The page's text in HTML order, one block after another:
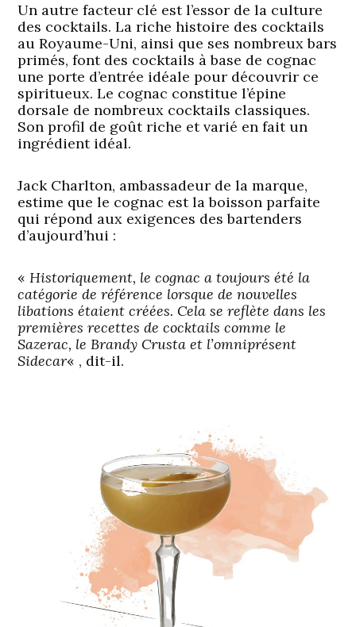
Un autre facteur clé est l’essor de la culture
des cocktails. La riche histoire des cocktails
au Royaume-Uni, ainsi que ses nombreux bars
primés, font des cocktails à base de cognac
une porte d’entrée idéale pour découvrir ce
spiritueux. Le cognac constitue l’épine
dorsale de nombreux cocktails classiques.
Son profil de goût riche et varié en fait un
ingrédient idéal.
Jack Charlton, ambassadeur de la marque,
estime que le cognac est la boisson parfaite
qui répond aux exigences des bartenders
d’aujourd’hui :
«Historiquement, le cognac a toujours été la
catégorie de référence lorsque de nouvelles
libations étaient créées. Cela se reflète dans les
premières recettes de cocktails comme le
Sazerac, le Brandy Crusta et l’omniprésent
Sidecar« , dit-il.